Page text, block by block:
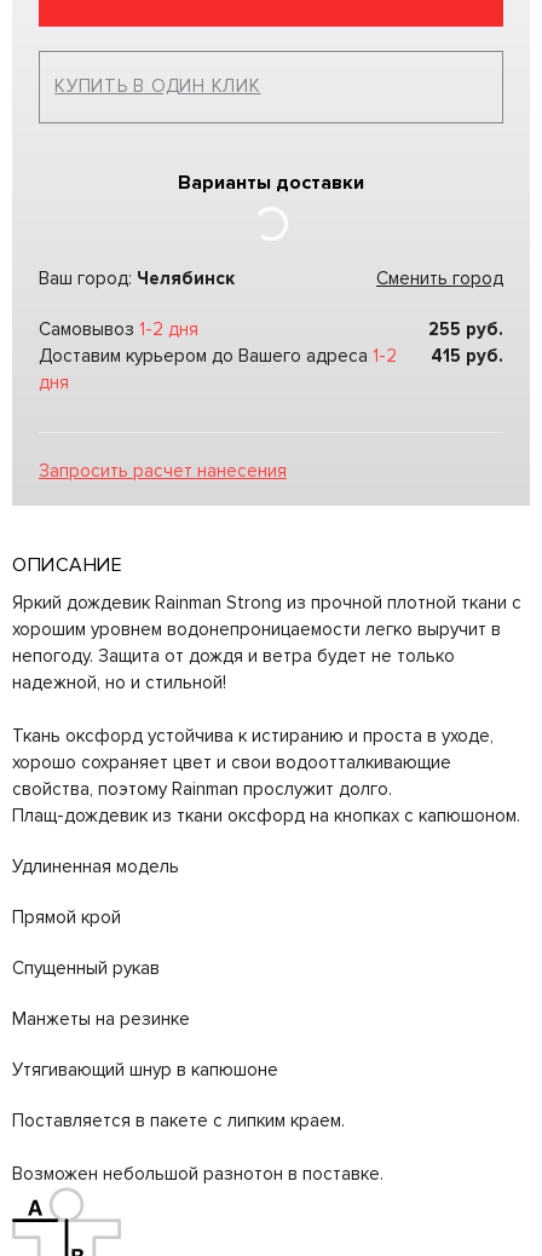
КУПИТЬ В ОДИН КЛИК
Варианты доставки
Ваш город: Челябинск Сменить город
Самовывоз 1-2 дня 255 руб.
Доставим курьером до Вашего адреса 1-2
дня
415 руб.
Запросить расчет нанесения
ОПИСАНИЕ
Яркий дождевик Rainman Strong из прочной плотной ткани с
хорошим уровнем водонепроницаемости легко выручит в
непогоду. Защита от дождя и ветра будет не только
надежной, но и стильной!
Ткань оксфорд устойчива к истиранию и проста в уходе,
хорошо сохраняет цвет и свои водоотталкивающие
свойства, поэтому Rainman прослужит долго.
Плащ-дождевик из ткани оксфорд на кнопках с капюшоном.
Удлиненная модель
Прямой крой
Спущенный рукав
Манжеты на резинке
Утягивающий шнур в капюшоне
Поставляется в пакете с липким краем.
Возможен небольшой разнотон в поставке.